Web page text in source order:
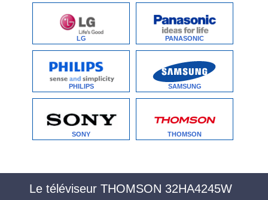
LG PANASONIC
PHILIPS SAMSUNG
SONY THOMSON
Le téléviseur THOMSON 32HA4245W